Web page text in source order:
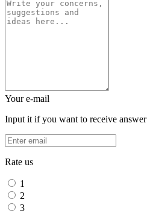
Your e-mail
Input it if you want to receive answer
Rate us
1
2
3